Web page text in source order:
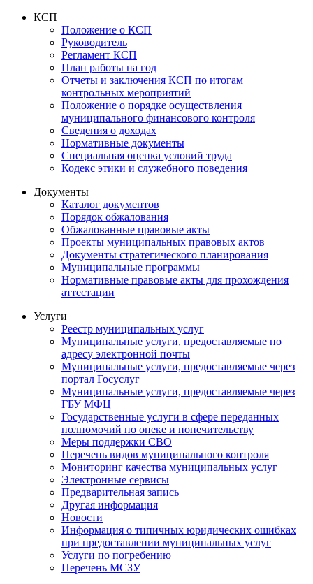
КСП
Положение о КСП
Руководитель
Регламент КСП
План работы на год
Отчеты и заключения КСП по итогам
контрольных мероприятий
Положение о порядке осуществления
муниципального финансового контроля
Сведения о доходах
Нормативные документы
Специальная оценка условий труда
Кодекс этики и служебного поведения
Документы
Каталог документов
Порядок обжалования
Обжалованные правовые акты
Проекты муниципальных правовых актов
Документы стратегического планирования
Муниципальные программы
Нормативные правовые акты для прохождения
аттестации
Услуги
Реестр муниципальных услуг
Муниципальные услуги, предоставляемые по
адресу электронной почты
Муниципальные услуги, предоставляемые через
портал Госуслуг
Муниципальные услуги, предоставляемые через
ГБУ МФЦ
Государственные услуги в сфере переданных
полномочий по опеке и попечительству
Меры поддержки СВО
Перечень видов муниципального контроля
Мониторинг качества муниципальных услуг
Электронные сервисы
Предварительная запись
Другая информация
Новости
Информация о типичных юридических ошибках
при предоставлении муниципальных услуг
Услуги по погребению
Перечень МСЗУ